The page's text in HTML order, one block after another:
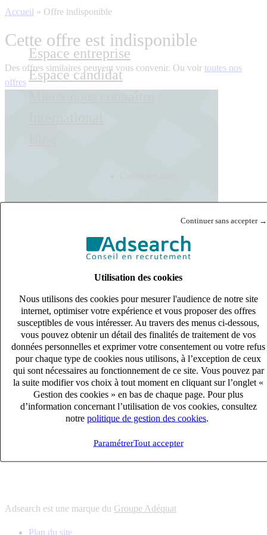
Continuer sans accepter →
Utilisation des cookies
Nous utilisons des cookies pour mesurer l'audience de notre site
internet, optimiser votre expérience et vous proposer des offres
susceptibles de vous intéresser. Au travers des menus ci-dessous,
vous pouvez obtenir un détail des finalités de traitement de vos
données personnelles et exprimer votre consentement ou votre refus
pour chaque type de cookies nous utilisons, à l’exception de ceux
qui sont nécessaires au fonctionnement de ce site. Vous pouvez par
la suite modifier vos choix à tout moment en cliquant sur l’onglet «
Gestion des cookies » en bas de chaque page. Pour plus
d’information concernant l’utilisation de vos cookies, consultez
notre politique de gestion des cookies
ParamétrerTout accepter
Espace entreprise
Espace candidat
Français English
Accueil » Offre indisponible
Cette offre est indisponible
Des offres similaires peuvent vous convenir. Ou voir toutes nos
offres
s'adapter à vos besoin en recrutement
10 univers
connaître votre secteur et ses enjeux
12 bureaux en France
proximité avec nos clients et nos talents
6 solutions
s'adapter à vos besoin en recrutement
10 univers
connaître votre secteur et ses enjeux
proximité avec nos clients et nos talents
Adsearch est une marque du Groupe Adéquat
Plan du site